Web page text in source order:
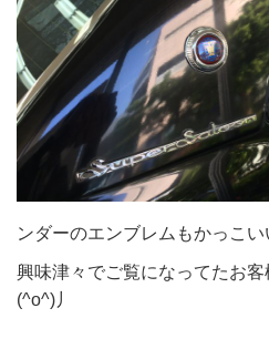
ンダーのエンブレムもかっこ
興味津々でご覧になってたお
(^o^)丿